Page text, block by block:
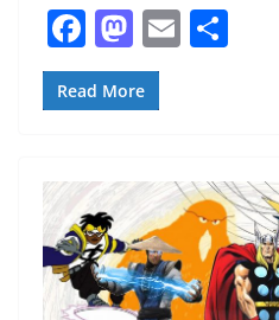
F
a
c
b
o
o
k
M
a
st
d
o
n
E
Read More